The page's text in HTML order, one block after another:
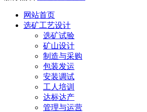
网站首页
选矿工艺设计
选矿试验
矿山设计
制造与采购
包装发运
安装调试
工人培训
达标达产
管理与运营